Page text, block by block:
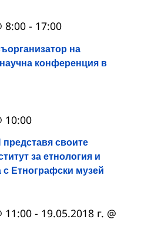
на
конференция в
8:00 - 17:00
своите
за етнология и
Етнографски музей
10:00
11:00 - 19.05.2018 г. @